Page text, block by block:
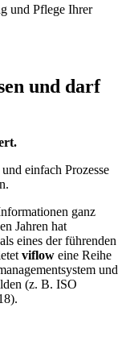
und Pflege Ihrer
und darf
einfach Prozesse
ganz
Jahren hat
eines der führenden
viflow eine Reihe
und
(z. B. ISO